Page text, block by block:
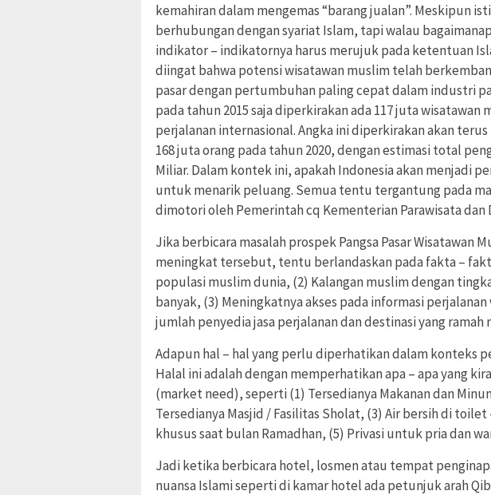
kemahiran dalam mengemas “barang jualan”. Meskipun
berhubungan dengan syariat Islam, tapi walau
indikator – indikatornya harus merujuk pada ketentuan
diingat bahwa potensi wisatawan muslim telah
pasar dengan pertumbuhan paling cepat dalam industri
pada tahun 2015 saja diperkirakan ada 117 juta wisatawan
perjalanan internasional. Angka ini diperkirakan akan
168 juta orang pada tahun 2020, dengan estimasi total
Miliar. Dalam kontek ini, apakah Indonesia akan menjadi
untuk menarik peluang. Semua tentu tergantung pada
dimotori oleh Pemerintah cq Kementerian Parawisata dan
Jika berbicara masalah prospek Pangsa Pasar Wisatawan
meningkat tersebut, tentu berlandaskan pada fakta –
populasi muslim dunia, (2) Kalangan muslim dengan
banyak, (3) Meningkatnya akses pada informasi
jumlah penyedia jasa perjalanan dan destinasi yang
Adapun hal – hal yang perlu diperhatikan dalam konteks
Halal ini adalah dengan memperhatikan apa – apa yang
(market need), seperti (1) Tersedianya Makanan dan
Tersedianya Masjid / Fasilitas Sholat, (3) Air bersih di
khusus saat bulan Ramadhan, (5) Privasi untuk pria dan
Jadi ketika berbicara hotel, losmen atau tempat
nuansa Islami seperti di kamar hotel ada petunjuk arah